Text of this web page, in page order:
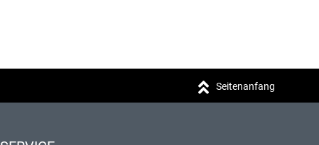
Seitenanfang